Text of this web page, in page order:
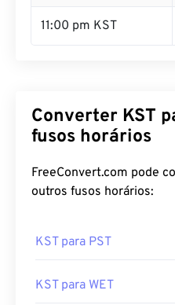
11:00 pm KST
Converter KST
fusos horários
FreeConvert.com pode
outros fusos horários:
KST para PST
KST para WET